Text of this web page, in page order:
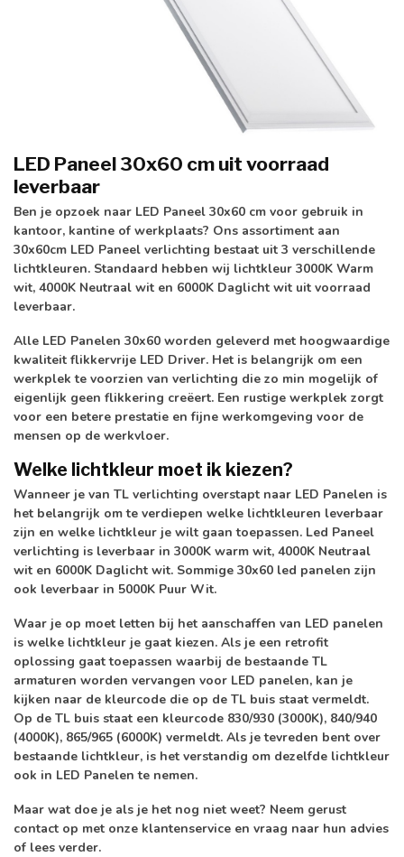
LED Paneel 30x60 cm uit voorraad
leverbaar
Ben je opzoek naar LED Paneel 30x60 cm voor gebruik in
kantoor, kantine of werkplaats? Ons assortiment aan
30x60cm LED Paneel verlichting bestaat uit 3 verschillende
lichtkleuren. Standaard hebben wij lichtkleur 3000K Warm
wit, 4000K Neutraal wit en 6000K Daglicht wit uit voorraad
leverbaar.
Alle LED Panelen 30x60 worden geleverd met hoogwaardige
kwaliteit flikkervrije LED Driver. Het is belangrijk om een
werkplek te voorzien van verlichting die zo min mogelijk of
eigenlijk geen flikkering creëert. Een rustige werkplek zorgt
voor een betere prestatie en fijne werkomgeving voor de
mensen op de werkvloer.
Welke lichtkleur moet ik kiezen?
Wanneer je van TL verlichting overstapt naar LED Panelen is
het belangrijk om te verdiepen welke lichtkleuren leverbaar
zijn en welke lichtkleur je wilt gaan toepassen. Led Paneel
verlichting is leverbaar in 3000K warm wit, 4000K Neutraal
wit en 6000K Daglicht wit. Sommige 30x60 led panelen zijn
ook leverbaar in 5000K Puur Wit.
Waar je op moet letten bij het aanschaffen van LED panelen
is welke lichtkleur je gaat kiezen. Als je een retrofit
oplossing gaat toepassen waarbij de bestaande TL
armaturen worden vervangen voor LED panelen, kan je
kijken naar de kleurcode die op de TL buis staat vermeldt.
Op de TL buis staat een kleurcode 830/930 (3000K), 840/940
(4000K), 865/965 (6000K) vermeldt. Als je tevreden bent over
bestaande lichtkleur, is het verstandig om dezelfde lichtkleur
ook in LED Panelen te nemen.
Maar wat doe je als je het nog niet weet? Neem gerust
contact op met onze klantenservice en vraag naar hun advies
of lees verder.